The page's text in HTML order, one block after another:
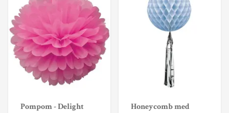
Pompom - Delight
Honeycomb med